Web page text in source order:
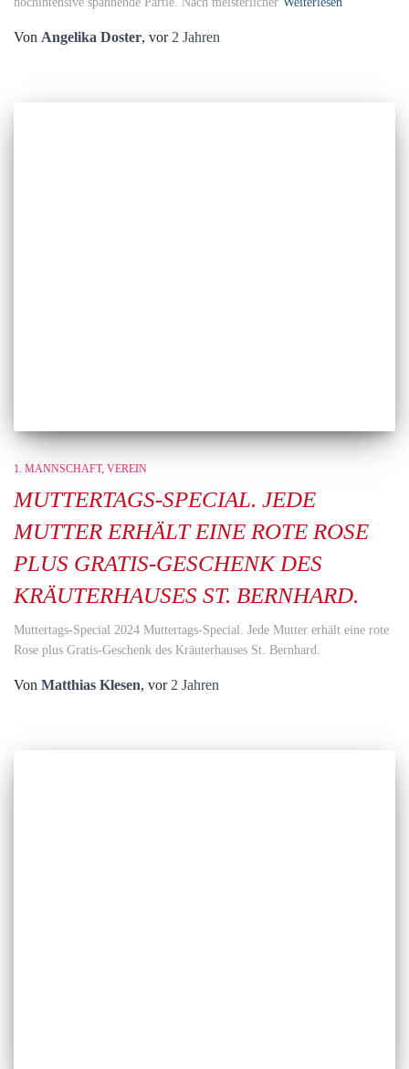
Von Angelika Doster, vor 2 Jahren
1. MANNSCHAFT VEREIN
MUTTERTAGS-SPECIAL. JEDE
MUTTER ERHÄLT EINE ROTE ROSE
PLUS GRATIS-GESCHENK DES
KRÄUTERHAUSES ST. BERNHARD.
Muttertags-Special 2024 Muttertags-Special. Jede Mutter erhält eine rote
Rose plus Gratis-Geschenk des Kräuterhauses St. Bernhard.
Von Matthias Klesen, vor 2 Jahren